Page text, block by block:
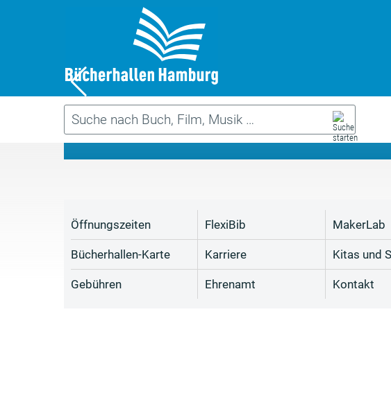
Das
Öffnungszeiten
Bücherhallen-Karte
Gebühren
FlexiBib
Karriere
Ehrenamt
MakerLab
Kitas und
Kontakt